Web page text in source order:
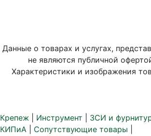
Данные о товарах и услугах,
не являются публичной
Характеристики и изображения
Крепеж Инструмент ЗСИ и
КИПиА
Сопутствующие товары